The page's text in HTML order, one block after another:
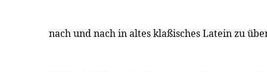
nach und nach in altes klaßisches Latein zu